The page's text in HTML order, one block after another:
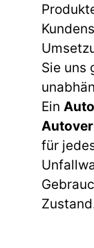
Sie uns
Ein
für